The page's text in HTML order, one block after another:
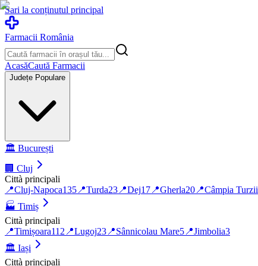
Sari la conținutul principal
Farmacii România
AcasăCaută Farmacii
Județe Populare
🏛️ București
🏢 Cluj
Città principali
📍Cluj-Napoca135 📍Turda23 📍Dej17 📍Gherla20 📍Câmpia Turzii
🏭 Timiș
Città principali
📍Timișoara112 📍Lugoj23 📍Sânnicolau Mare5 📍Jimbolia3
🏛️ Iași
Città principali